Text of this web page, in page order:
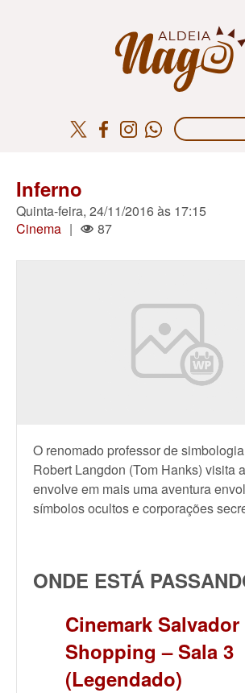
Inferno
Quinta-feira, 24/11/2016 às 17:15
Cinema | 87
O renomado professor de
Robert Langdon (Tom Hanks) visita
envolve em mais uma aventura
símbolos ocultos e corporações
ONDE ESTÁ
Cinemark Salvador
Shopping – Sala 3
(Legendado)